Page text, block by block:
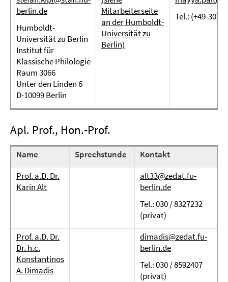
berlin.de
Humboldt-
Universität zu Berlin
Institut für
Klassische Philologie
Raum 3066
Unter den Linden 6
D-10099 Berlin
Mitarbeiterseite
an der Humboldt-
Universität zu
Berlin)
Tel.: (+49-30)
Apl. Prof., Hon.-Prof.
Name Sprechstunde
Kontakt
Prof. a.D. Dr.
Karin Alt
alt33@zedat.fu-
berlin.de
Tel.: 030 / 8327232
(privat)
Prof. a.D. Dr.
Dr. h.c.
Konstantinos
A. Dimadis
dimadis@zedat.fu-
berlin.de
Tel.: 030 / 8592407
(privat)